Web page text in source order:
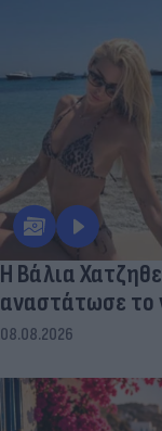
Η Βάλια
αναστάτωσε το
08.08.2026